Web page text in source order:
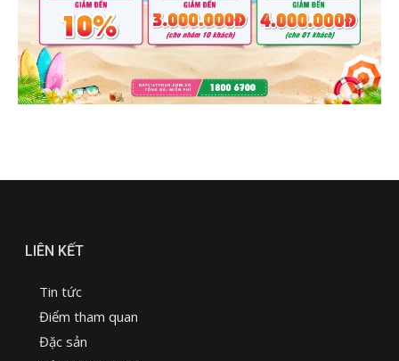
LIÊN KẾT
Tin tức
Điểm tham quan
Đặc sản